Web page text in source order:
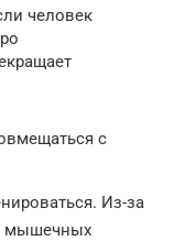
человек
с
Из-за
мышечных